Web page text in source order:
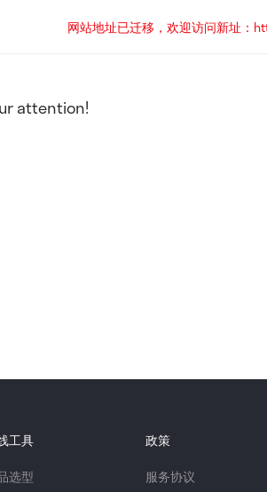
网站地址已迁移，欢迎访问新址：
attention!
工具
选型
政策
服务协议